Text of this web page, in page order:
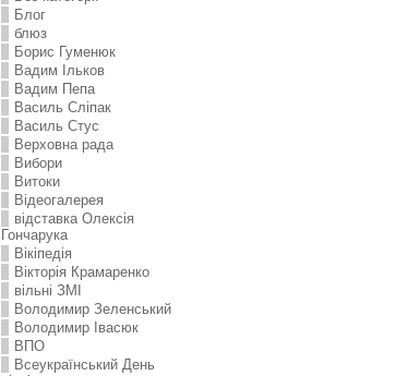
Блог
блюз
Борис Гуменюк
Вадим Ільков
Вадим Пепа
Василь Сліпак
Василь Стус
Верховна рада
Вибори
Витоки
Відеогалерея
відставка Олексія
Гончарука
Вікіпедія
Вікторія Крамаренко
вільні ЗМІ
Володимир Зеленський
Володимир Івасюк
ВПО
Всеукраїнський День